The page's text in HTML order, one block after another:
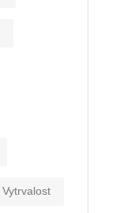
Vytrvalost